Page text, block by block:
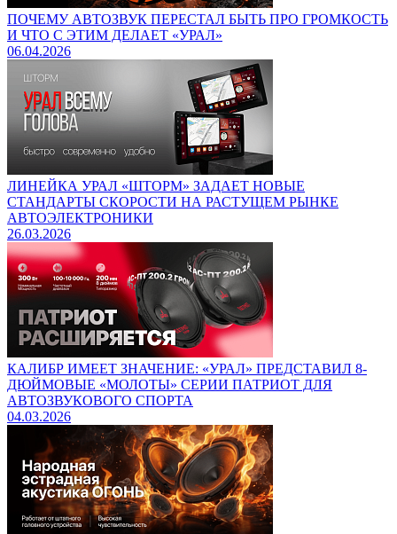
ПОЧЕМУ АВТОЗВУК ПЕРЕСТАЛ БЫТЬ ПРО ГРОМКОСТЬ
И ЧТО С ЭТИМ ДЕЛАЕТ «УРАЛ»
06.04.2026
ЛИНЕЙКА УРАЛ «ШТОРМ» ЗАДАЕТ НОВЫЕ
СТАНДАРТЫ СКОРОСТИ НА РАСТУЩЕМ РЫНКЕ
АВТОЭЛЕКТРОНИКИ
26.03.2026
КАЛИБР ИМЕЕТ ЗНАЧЕНИЕ: «УРАЛ» ПРЕДСТАВИЛ 8-
ДЮЙМОВЫЕ «МОЛОТЫ» СЕРИИ ПАТРИОТ ДЛЯ
АВТОЗВУКОВОГО СПОРТА
04.03.2026